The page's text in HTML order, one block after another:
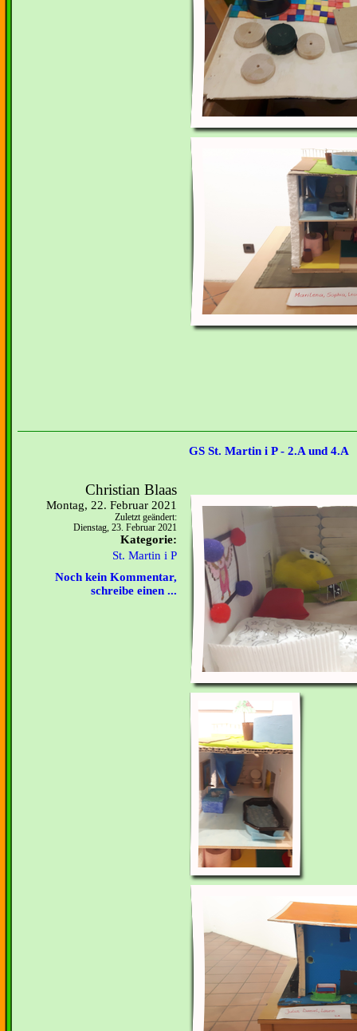
GS St. Martin i P - 2.A und 4.A
Christian Blaas
Montag, 22. Februar 2021
Zuletzt geändert:
Dienstag, 23. Februar 2021
Kategorie:
St. Martin i P
Noch kein Kommentar,
schreibe einen ...